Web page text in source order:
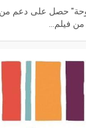
حصل على دعم
من فيلم…